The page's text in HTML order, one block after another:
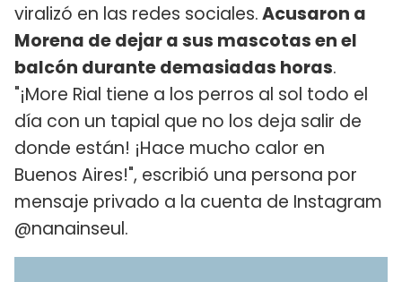
viralizó en las redes sociales.Acusaron a
Morena de dejar a sus mascotas en el
balcón durante demasiadas horas.
"¡More Rial tiene a los perros al sol todo el
día con un tapial que no los deja salir de
donde están! ¡Hace mucho calor en
Buenos Aires!", escribió una persona por
mensaje privado a la cuenta de Instagram
@nanainseul.